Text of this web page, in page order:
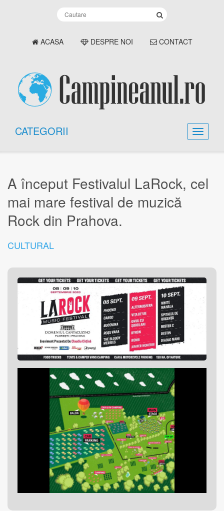
ACASA DESPRE NOI CONTACT
CATEGORII
A început Festivalul LaRock, cel
mai mare festival de muzică
Rock din Prahova.
CULTURAL